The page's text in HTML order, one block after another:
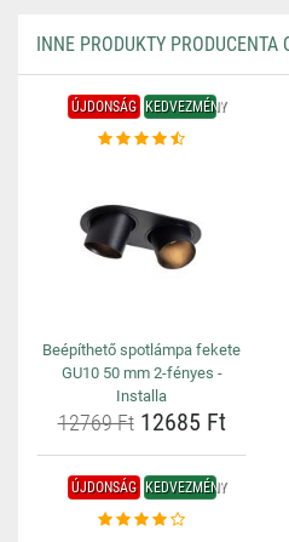
INNE PRODUKTY PRODUCENTA
ÚJDONSÁG KEDVEZMÉNY
Beépíthető spotlámpa fekete
GU10 50 mm 2-fényes -
Installa
12769 Ft12685 Ft
ÚJDONSÁG KEDVEZMÉNY